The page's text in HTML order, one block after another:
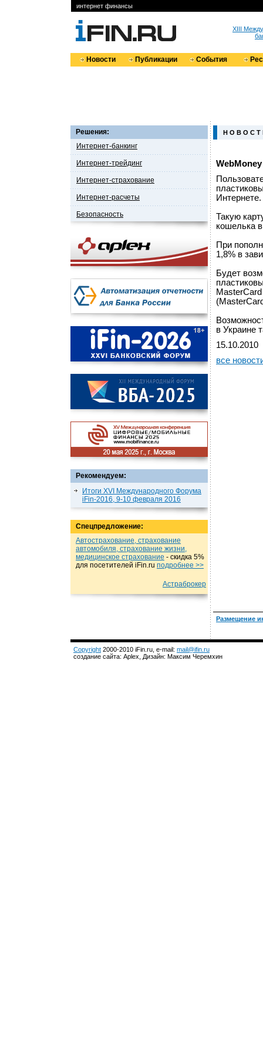
интернет финансы
XIII
Новости Публикации События
Решения:
Интернет-банкинг
Интернет-трейдинг
Интернет-страхование
Интернет-расчеты
Безопасность
Рекомендуем:
Итоги XVI Международного Форума
iFin-2016, 9-10 февраля 2016
Спецпредложение:
Автострахование, страхование
автомобиля, страхование жизни,
медицинское страхование - cкидка 5%
для посетителей iFin.ru подробнеe >>
Астраброкер
Н О В О С Т
Интернете.
Такую
кошелька
При
1,8% в
Будет
в Украине
15.10.2010
все
Размещение
Copyright 2000-2010 iFin.ru, e-mail: mail@ifin.ru
создание сайта: Aplex, Дизайн: Максим Черемхин